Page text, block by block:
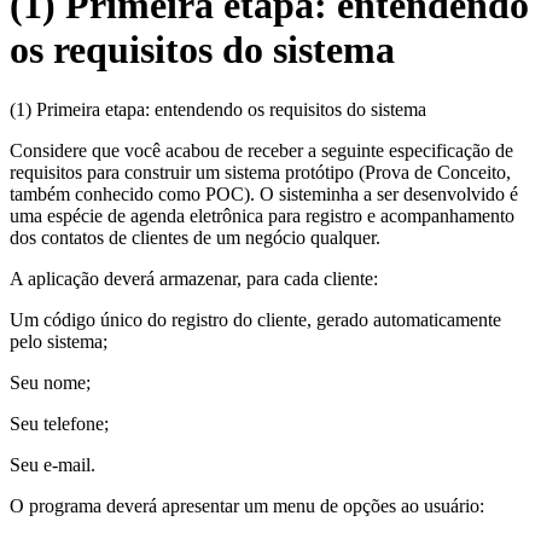
os requisitos do sistema
(1) Primeira etapa: entendendo os requisitos do sistema
Considere que você acabou de receber a seguinte especificação de
requisitos para construir um sistema protótipo (Prova de Conceito,
também conhecido como POC). O sisteminha a ser desenvolvido é
uma espécie de agenda eletrônica para registro e acompanhamento
dos contatos de clientes de um negócio qualquer.
A aplicação deverá armazenar, para cada cliente:
Um código único do registro do cliente, gerado automaticamente
pelo sistema;
Seu nome;
Seu telefone;
Seu e-mail.
O programa deverá apresentar um menu de opções ao usuário: